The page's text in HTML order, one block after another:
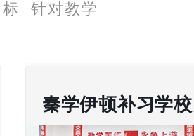
标 针对教学
秦学伊顿补习学校